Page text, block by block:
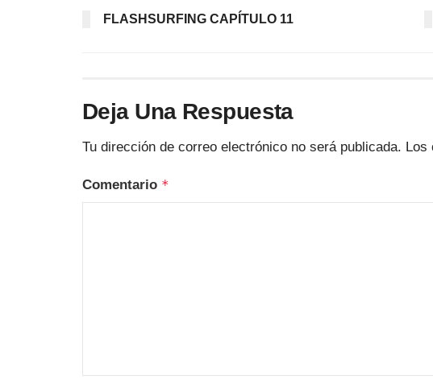
FLASHSURFING CAPÍTULO 11
Deja Una Respuesta
Tu dirección de correo electrónico no será publicada. Los
Comentario *